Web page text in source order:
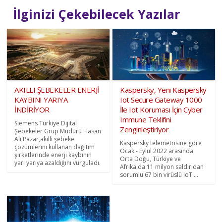
İlginizi Çekebilecek Yazılar
AKILLI ŞEBEKELER ENERJİ
KAYBINI YARIYA
İNDİRİYOR
Siemens Türkiye Dijital
Şebekeler Grup Müdürü Hasan
Ali Pazar,akıllı şebeke
çözümlerini kullanan dağıtım
şirketlerinde enerji kaybının
yarı yarıya azaldığını vurguladı.
Kaspersky, Yeni Kaspersky
Iot Secure Gateway 1000
İle Iot Koruması İçin Cyber
Immune Teklifini
Zenginleştiriyor
Kaspersky telemetrisine göre
Ocak - Eylül 2022 arasında
Orta Doğu, Türkiye ve
Afrika'da 11 milyon saldırıdan
sorumlu 67 bin virüslü IoT ...